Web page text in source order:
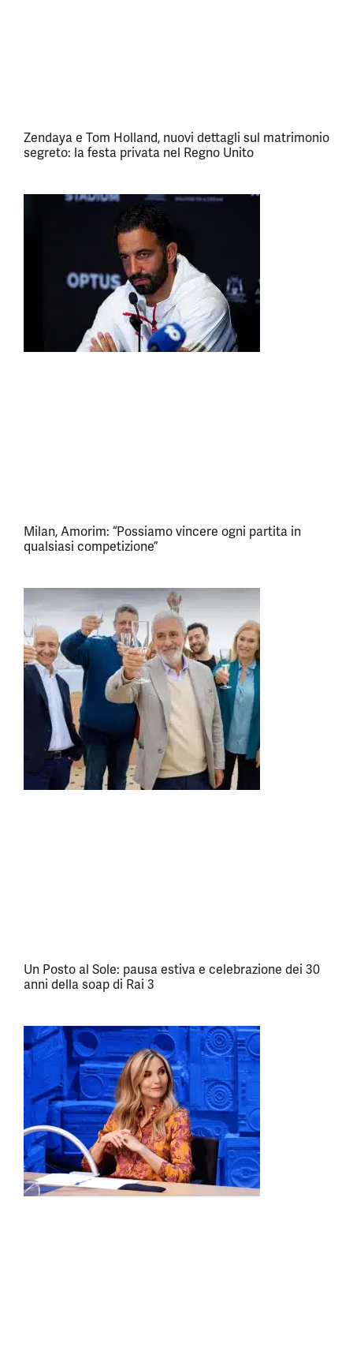
Zendaya e Tom Holland, nuovi dettagli sul matrimonio
segreto: la festa privata nel Regno Unito
Milan, Amorim: “Possiamo vincere ogni partita in
qualsiasi competizione”
Un Posto al Sole: pausa estiva e celebrazione dei 30
anni della soap di Rai 3